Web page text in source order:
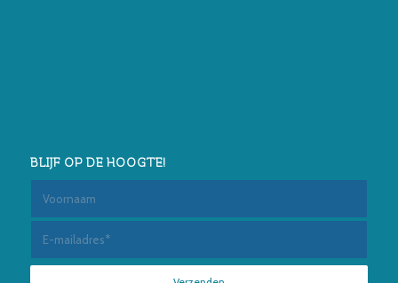
BLIJF OP DE HOOGTE!